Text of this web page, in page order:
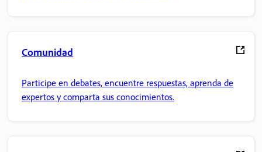
Comunidad
Participe en debates, encuentre respuestas, aprenda de
expertos y comparta sus conocimientos.